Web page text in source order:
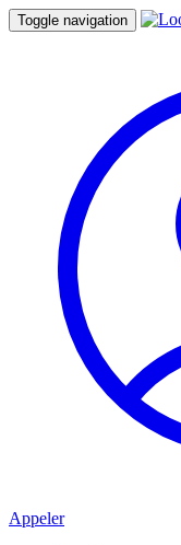
Toggle navigation
Appeler